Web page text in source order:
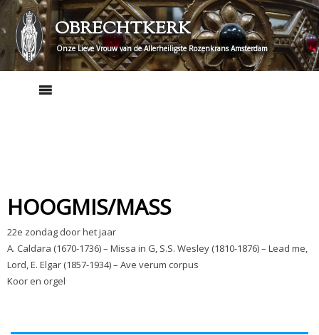
Skip
to
content
OBRECHTKERK
Onze Lieve Vrouw van de Allerheiligste Rozenkrans Amsterdam
HOOGMIS/MASS
22e zondag door het jaar
A. Caldara (1670-1736) – Missa in G, S.S. Wesley (1810-1876) – Lead me,
Lord, E. Elgar (1857-1934) – Ave verum corpus
Koor en orgel